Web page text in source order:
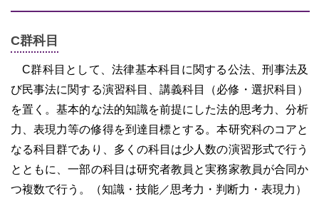
C群科目
C群科目として、法律基本科目に関する公法、刑事法及
び民事法に関する演習科目、講義科目（必修・選択科目）
を置く。基本的な法的知識を前提にした法的思考力、分析
力、表現力等の修得を到達目標とする。本研究科のコアと
なる科目群であり、多くの科目は少人数の演習形式で行う
とともに、一部の科目は研究者教員と実務家教員が合同か
つ複数で行う。（知識・技能／思考力・判断力・表現力）